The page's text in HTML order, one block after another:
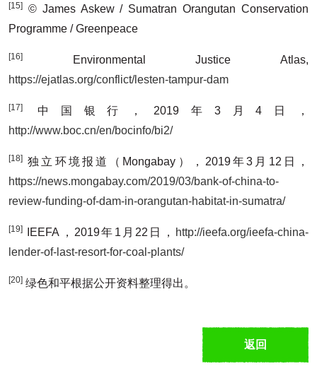
[15]
© James Askew / Sumatran Orangutan Conservation
Programme / Greenpeace
[16]
Environmental Justice Atlas,
https://ejatlas.org/conflict/lesten-tampur-dam
[17]
中国银行，2019年3月4日，
http://www.boc.cn/en/bocinfo/bi2/
[18] 独立环境报道（Mongabay），2019年3月12日，
https://news.mongabay.com/2019/03/bank-of-china-to-
review-funding-of-dam-in-orangutan-habitat-in-sumatra/
[19] IEEFA，2019年1月22日，
http://ieefa.org/ieefa-china-
lender-of-last-resort-for-coal-plants/
[20] 绿色和平根据公开资料整理得出。
返回